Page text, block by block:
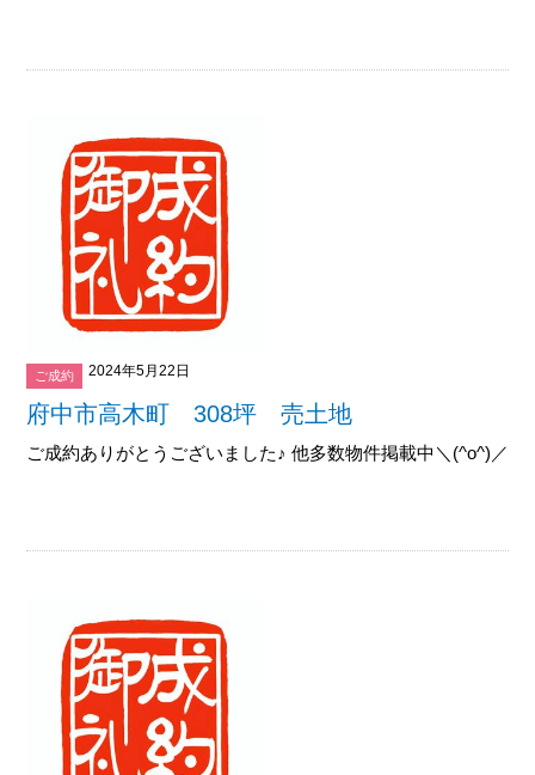
ご成約 2024年5月22日
府中市高木町 308坪 売土地
ご成約ありがとうございました♪ 他多数物件掲載中＼(^o^)／